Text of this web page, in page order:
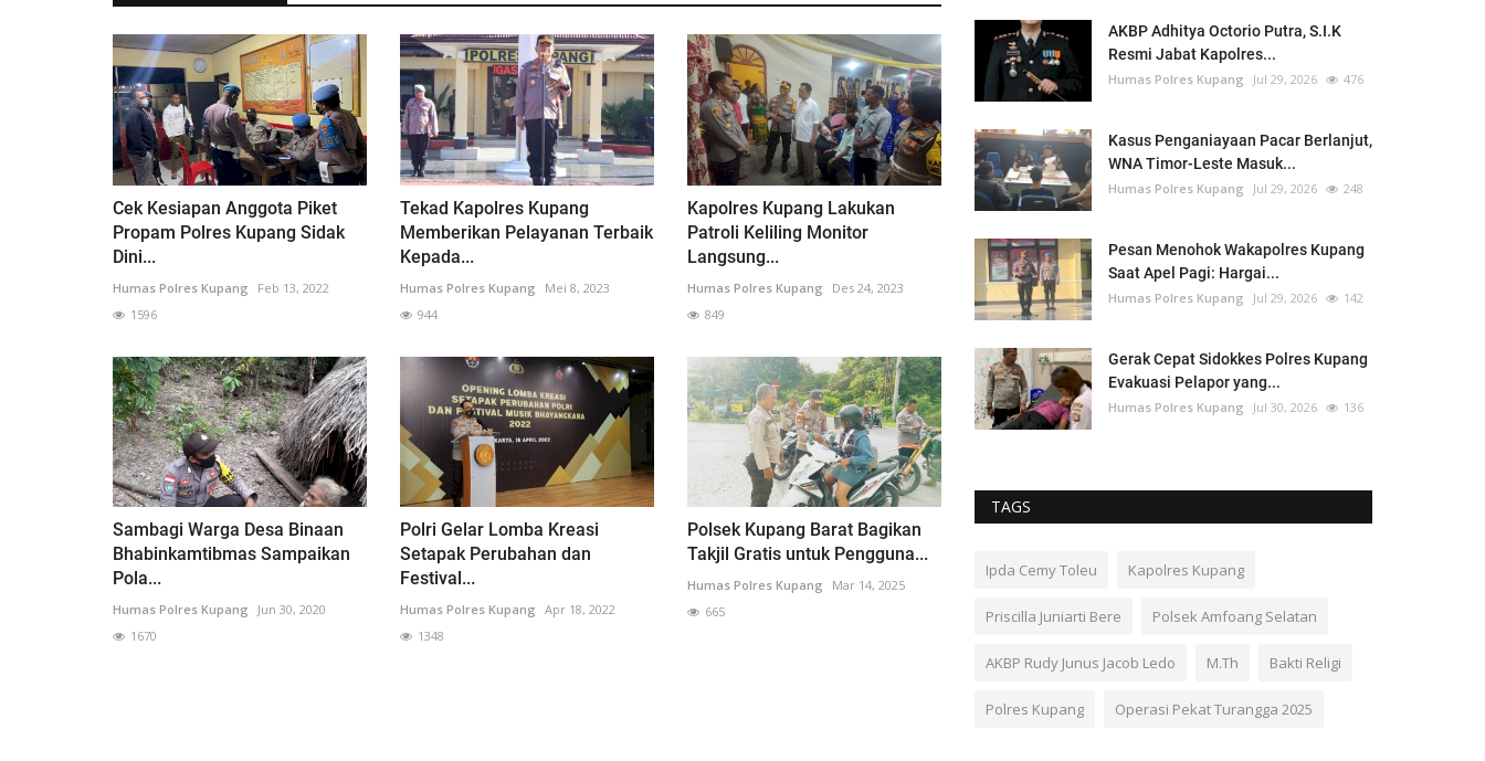
Cek Kesiapan Anggota Piket
Propam Polres Kupang Sidak
Dini...
Humas Polres Kupang
Feb 13, 2022
1596
Tekad Kapolres Kupang
Memberikan Pelayanan Terbaik
Kepada...
Humas Polres Kupang
Mei 8, 2023
944
Kapolres Kupang Lakukan
Patroli Keliling Monitor
Langsung...
Humas Polres Kupang
Des 24, 2023
849
Sambagi Warga Desa Binaan
Bhabinkamtibmas Sampaikan
Pola...
Humas Polres Kupang
Jun 30, 2020
1670
Polri Gelar Lomba Kreasi
Setapak Perubahan dan
Festival...
Humas Polres Kupang Apr 18, 2022
1348
Polsek Kupang Barat Bagikan
Takjil Gratis untuk Pengguna...
Humas Polres Kupang
Mar 14, 2025
665
AKBP Adhitya Octorio Putra, S.I.K
Resmi Jabat Kapolres...
Humas Polres Kupang Jul 29, 2026 476
Kasus Penganiayaan Pacar Berlanjut,
WNA Timor-Leste Masuk...
Humas Polres Kupang Jul 29, 2026 248
Pesan Menohok Wakapolres Kupang
Saat Apel Pagi: Hargai...
Humas Polres Kupang Jul 29, 2026 142
Gerak Cepat Sidokkes Polres Kupang
Evakuasi Pelapor yang...
Humas Polres Kupang Jul 30, 2026 136
TAGS
Ipda Cemy Toleu Kapolres Kupang
Priscilla Juniarti Bere Polsek Amfoang Selatan
AKBP Rudy Junus Jacob Ledo M.Th Bakti Religi
Polres Kupang Operasi Pekat Turangga 2025